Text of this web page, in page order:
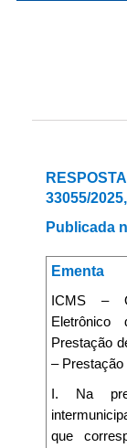
33055/
Publicada
Ementa
ICMS –
Prestação
– Prestação
I. Na
que